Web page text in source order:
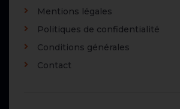
Mentions légales
Politiques de confidentialité
Conditions générales
Contact